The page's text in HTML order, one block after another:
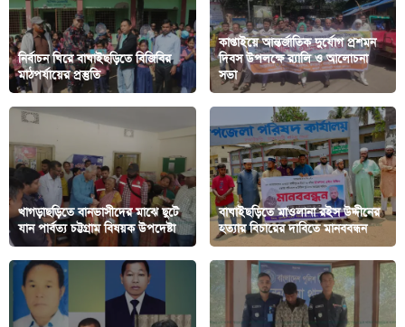
নির্বাচন ঘিরে বাঘাইছড়িতে বিজিবির
মাঠপর্যায়ের প্রস্তুতি
কাপ্তাইয়ে আন্তর্জাতিক দুর্যোগ প্রশমন
দিবস উপলক্ষে র‍্যালি ও আলোচনা
সভা
খাগড়াছড়িতে বানভাসীদের মাঝে ছুটে
যান পার্বত্য চট্টগ্রাম বিষয়ক উপদেষ্টা
বাঘাইছড়িতে মাওলানা রইস উদ্দীনের
হত্যার বিচারের দাবিতে মানববন্ধন